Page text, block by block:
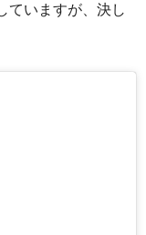
ていますが、決し